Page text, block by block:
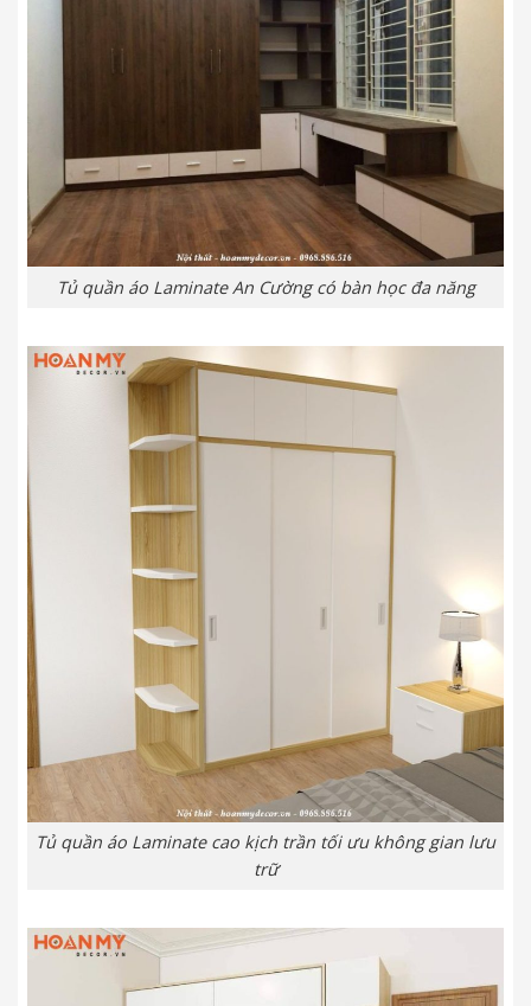
Tủ quần áo Laminate An Cường có bàn học đa năng
Tủ quần áo Laminate cao kịch trần tối ưu không gian lưu
trữ